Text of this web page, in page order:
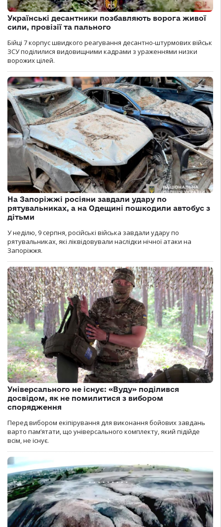
Українські десантники позбавляють ворога живої
сили, провізії та пального
Бійці 7 корпус швидкого реагування десантно-штурмових військ
ЗСУ поділилися видовищними кадрами з ураженнями низки
ворожих цілей.
На Запоріжжі росіяни завдали удару по
рятувальниках, а на Одещині пошкодили автобус з
дітьми
У неділю, 9 серпня, російські війська завдали удару по
рятувальниках, які ліквідовували наслідки нічної атаки на
Запоріжжя.
Універсального не існує: «Вуду» поділився
досвідом, як не помилитися з вибором
спорядження
Перед вибором екіпірування для виконання бойових завдань
варто пам’ятати, що універсального комплекту, який підійде
всім, не існує.